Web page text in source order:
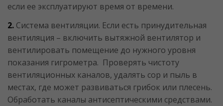
если ее эксплуатируют время от времени.
2. Система вентиляции. Если есть принудительная
вентиляция – включить вытяжной вентилятор и
вентилировать помещение до нужного уровня
показания гигрометра. Проверять чистоту
вентиляционных каналов, удалять сор и пыль в
местах, где может развиваться грибок или плесень.
Обработать каналы антисептическими средствами.